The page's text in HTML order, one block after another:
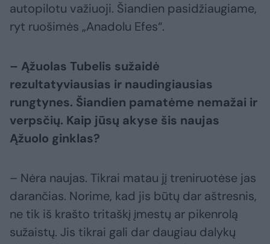
autopilotu važiuoji. Šiandien pasidžiaugiame,
ryt ruošimės „Anadolu Efes“.
– Ąžuolas Tubelis sužaidė
rezultatyviausias ir naudingiausias
rungtynes. Šiandien pamatėme nemažai ir
verpsčių. Kaip jūsų akyse šis naujas
Ąžuolo ginklas?
– Nėra naujas. Tikrai matau jį treniruotėse jas
darančias. Norime, kad jis būtų dar aštresnis,
ne tik iš krašto tritaškį įmestų ar pikenrolą
sužaistų. Jis tikrai gali dar daugiau dalykų